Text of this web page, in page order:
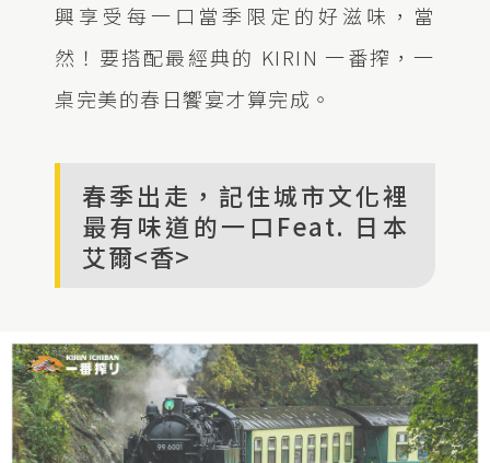
興享受每一口當季限定的好滋味，當
然！要搭配最經典的 KIRIN 一番搾，一
桌完美的春日饗宴才算完成。
春季出走，記住城市文化裡
最有味道的一口Feat. 日本
艾爾<香>